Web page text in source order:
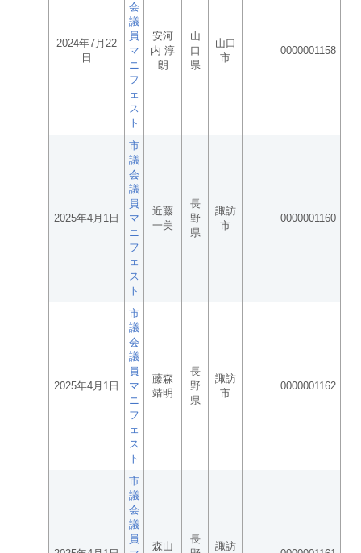
2024年7月22
日
会
議
員
マ
ニ
フ
ェ
ス
ト
安河
内 淳
朗
山
口
県
山口
市
0000001158
2025年4月1日
市
議
会
議
員
マ
ニ
フ
ェ
ス
ト
近藤
一美
長
野
県
諏訪
市
0000001160
2025年4月1日
市
議
会
議
員
マ
ニ
フ
ェ
ス
ト
藤森
靖明
長
野
県
諏訪
市
0000001162
市
議
会
議
員
森山
長
諏訪